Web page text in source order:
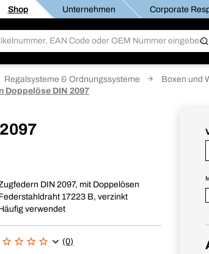
Shop Unternehmen Corporate
Regalsysteme & Ordnungssysteme Boxen und
Doppelöse DIN 2097
DIN 2097, mit Doppelösen
17223 B, verzinkt
verwendet
(0)